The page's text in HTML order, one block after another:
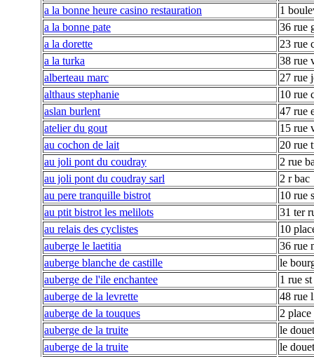
a la bonne heure casino restauration
1
a la bonne pate
36 rue
a la dorette
23 rue
a la turka
38 rue
alberteau marc
27 rue
althaus stephanie
10 rue
aslan burlent
47 rue
atelier du gout
15 rue
au cochon de lait
20 rue
au joli pont du coudray
2 rue
au joli pont du coudray sarl
2 r bac
au pere tranquille bistrot
10 rue
au ptit bistrot les melilots
31 ter
au relais des cyclistes
10
auberge le laetitia
36 rue
auberge blanche de castille
le
auberge de l'ile enchantee
1 rue
auberge de la levrette
48 rue
auberge de la touques
2 place
auberge de la truite
le
auberge de la truite
le